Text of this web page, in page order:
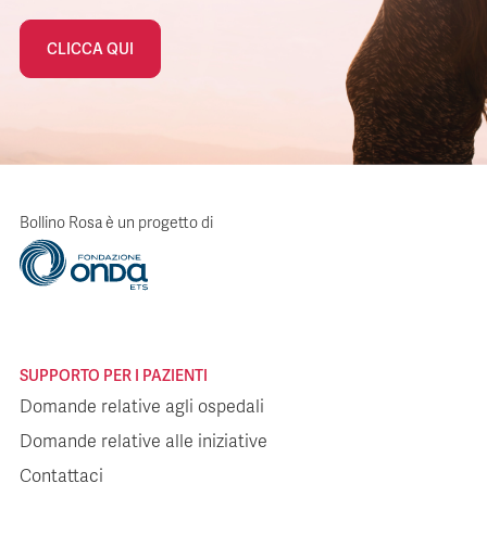
CLICCA QUI
Bollino Rosa è un progetto di
SUPPORTO PER I PAZIENTI
Domande relative agli ospedali
Domande relative alle iniziative
Contattaci